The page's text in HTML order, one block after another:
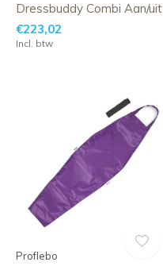
Dressbuddy Combi Aan/uit
€223,02
Incl. btw
Proflebo